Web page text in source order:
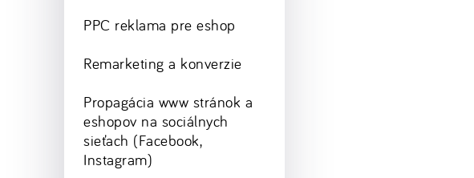
PPC reklama pre eshop
Remarketing a konverzie
Propagácia www stránok a
eshopov na sociálnych
sieťach (Facebook,
Instagram)